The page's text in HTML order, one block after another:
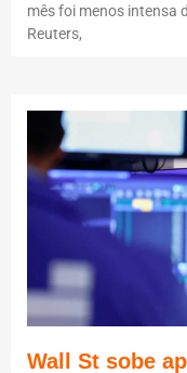
mês foi menos intensa
Reuters,
Wall St sobe